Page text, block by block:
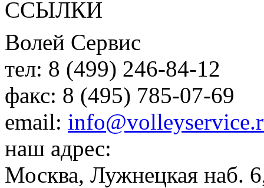
ССЫЛКИ
Волей Сервис
тел: 8 (499) 246-84-12
факс: 8 (495) 785-07-69
email:
наш адрес:
Москва, Лужнецкая наб.